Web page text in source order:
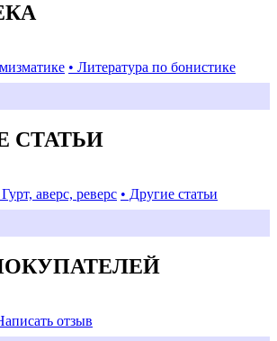
• Литература по бонистике
СТАТЬИ
Гурт, аверс, реверс • Другие статьи
отзыв